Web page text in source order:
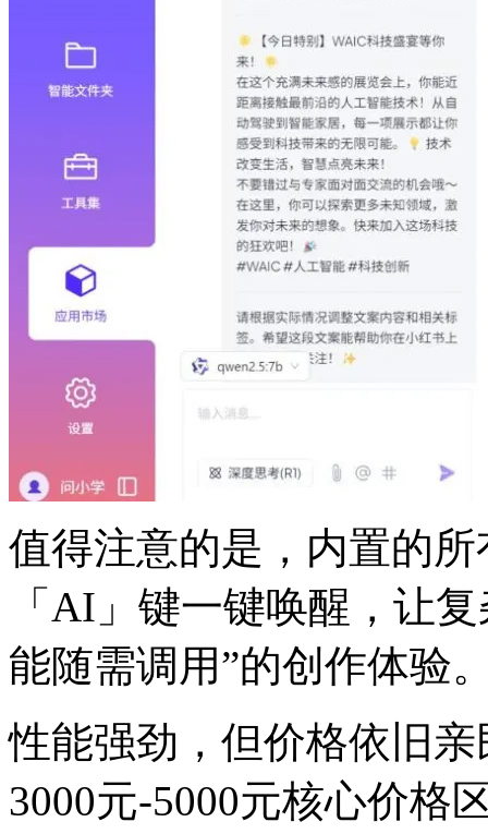
值得注意的是，内置
「AI」键一键唤醒，让
能随需调用”的创作体验
性能强劲，但价格依旧
3000元-5000元核心价格